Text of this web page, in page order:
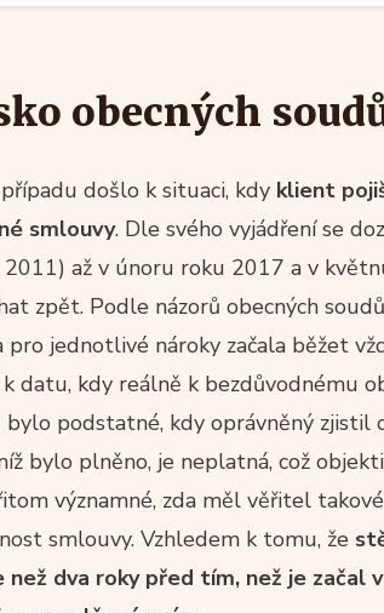
obecných
došlo k situaci, kdy klient
smlouvy. Dle svého vyjádření se
2011) až v únoru roku 2017 a v
zpět. Podle názorů obecných
jednotlivé nároky začala běžet
datu, kdy reálně k bezdůvodnému
bylo podstatné, kdy oprávněný zjistil
bylo plněno, je neplatná, což
významné, zda měl věřitel
smlouvy. Vzhledem k tomu, že
než dva roky před tím, než je začal